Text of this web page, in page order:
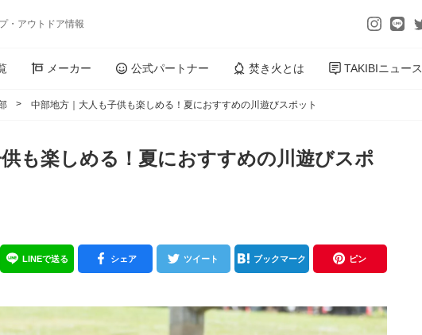
・アウトドア情報
メーカー 公式パートナー 焚き火とは TAKIBIニュース
中部地方｜大人も子供も楽しめる！夏におすすめの川遊びスポット
も楽しめる！夏におすすめの川遊びスポ
LINEで送る シェア ツイート ブックマーク ピン